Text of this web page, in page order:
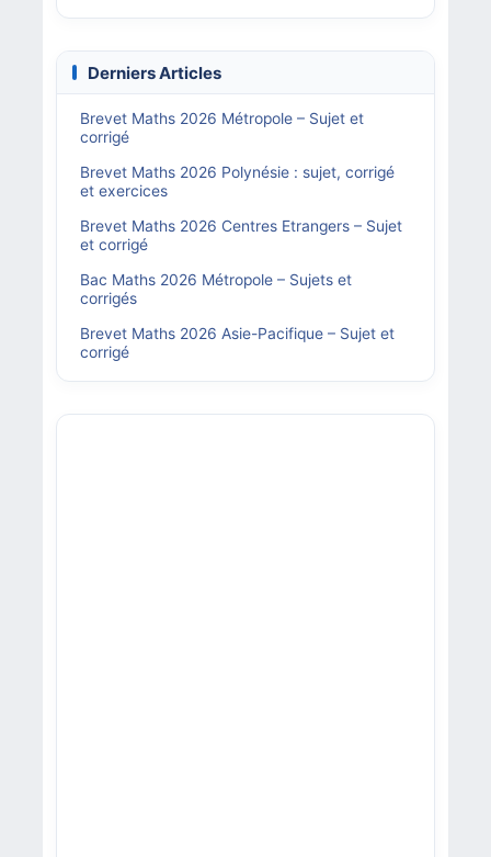
Derniers Articles
Brevet Maths 2026 Métropole – Sujet et
corrigé
Brevet Maths 2026 Polynésie : sujet, corrigé
et exercices
Brevet Maths 2026 Centres Etrangers – Sujet
et corrigé
Bac Maths 2026 Métropole – Sujets et
corrigés
Brevet Maths 2026 Asie-Pacifique – Sujet et
corrigé